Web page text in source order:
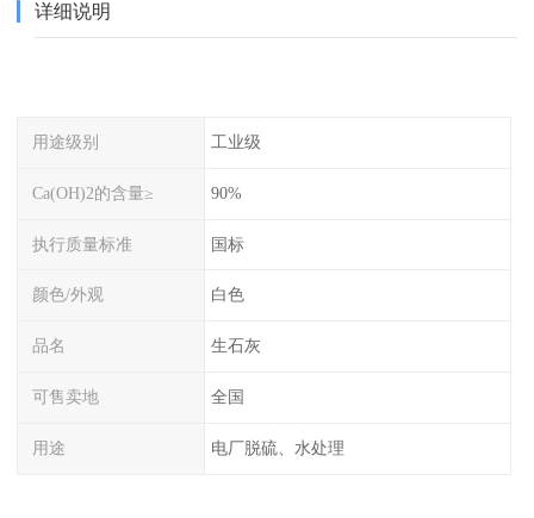
详细说明
用途级别 工业级
Ca(OH)2的含量≥ 90%
执行质量标准 国标
颜色/外观 白色
品名 生石灰
可售卖地 全国
用途 电厂脱硫、水处理